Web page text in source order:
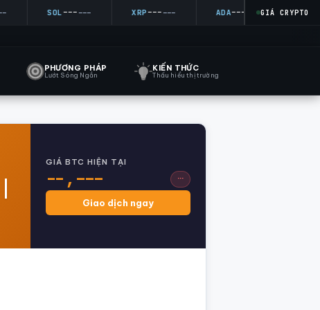
SOL------ XRP------ ADA------ DOGE---
GIÁ CRYPTO
PHƯƠNG PHÁP
Lướt Sóng Ngắn
KIẾN THỨC
Thấu hiểu thị trường
GIÁ BTC HIỆN TẠI
--,--- ···
Giao dịch ngay